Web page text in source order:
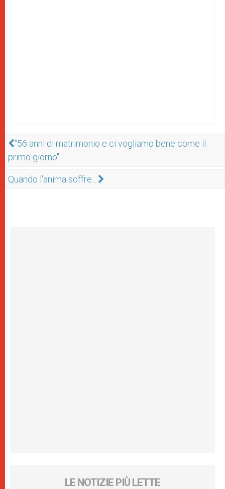
"56 anni di matrimonio e ci vogliamo bene come il
primo giorno"
Quando l'anima soffre....
LE NOTIZIE PIÙ LETTE